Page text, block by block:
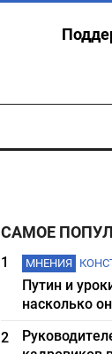
САМОЕ
1 МНЕНИЯ
Путин и
насколько
2